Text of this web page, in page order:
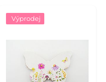
Výprodej